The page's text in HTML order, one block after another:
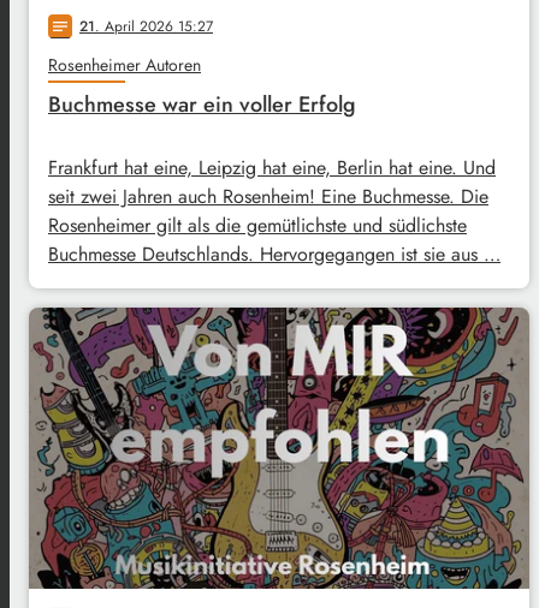
notes 21. April 2026 15:27
Rosenheimer Autoren
Buchmesse war ein voller Erfolg
Frankfurt hat eine, Leipzig hat eine, Berlin hat eine. Und
seit zwei Jahren auch Rosenheim! Eine Buchmesse. Die
Rosenheimer gilt als die gemütlichste und südlichste
Buchmesse Deutschlands. Hervorgegangen ist sie aus …